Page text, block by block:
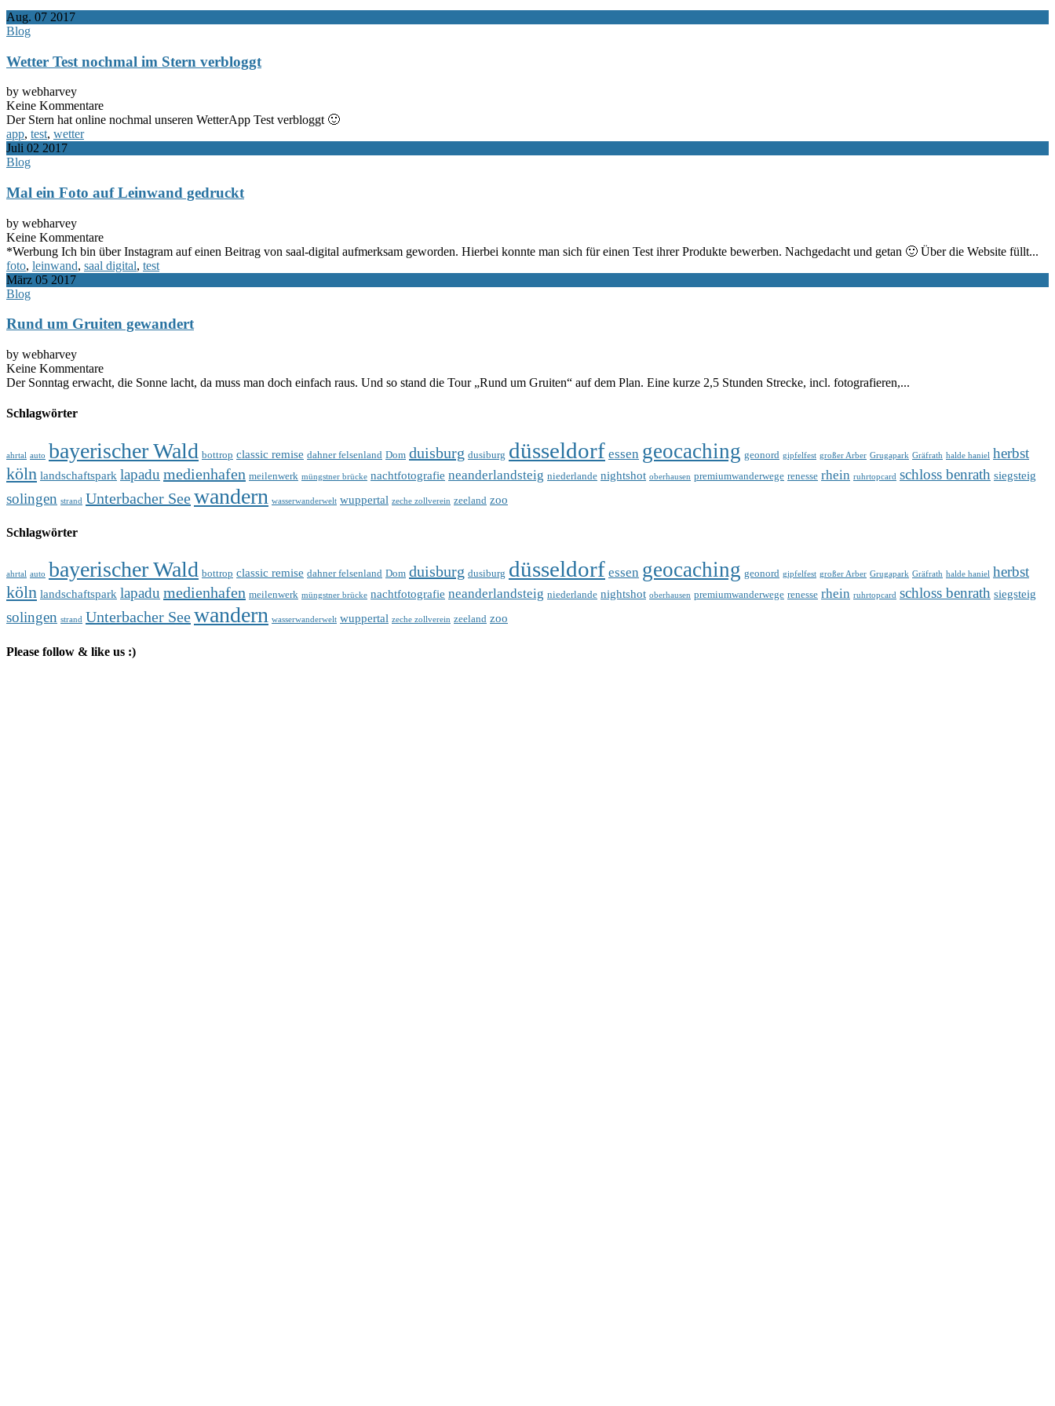
Aug. 07 2017
Blog
Wetter Test nochmal im Stern verbloggt
by webharvey
Keine Kommentare
Der Stern hat online nochmal unseren WetterApp Test verbloggt 🙂
app, test, wetter
Juli 02 2017
Blog
Mal ein Foto auf Leinwand gedruckt
by webharvey
Keine Kommentare
*Werbung Ich bin über Instagram auf einen Beitrag von saal-digital aufmerksam geworden. Hierbei konnte man sich für einen Test ihrer Produkte bewerben. Nachgedacht und getan 🙂 Über die Website füllt...
foto, leinwand, saal digital, test
März 05 2017
Blog
Rund um Gruiten gewandert
by webharvey
Keine Kommentare
Der Sonntag erwacht, die Sonne lacht, da muss man doch einfach raus. Und so stand die Tour „Rund um Gruiten“ auf dem Plan. Eine kurze 2,5 Stunden Strecke, incl. fotografieren,...
Schlagwörter
ahrtal auto bayerischer Wald bottrop classic remise dahner felsenland Dom duisburg dusiburg düsseldorf essen geocaching geonord gipfelfest großer Arber Grugapark Gräfrath halde haniel herbst
köln landschaftspark lapadu medienhafen meilenwerk müngstner brücke nachtfotografie neanderlandsteig niederlande nightshot oberhausen premiumwanderwege renesse rhein ruhrtopcard schloss benrath siegsteig
solingen strand Unterbacher Seewandern wasserwanderwelt wuppertal zeche zollverein zeeland zoo
Schlagwörter
ahrtal auto bayerischer Wald bottrop classic remise dahner felsenland Dom duisburg dusiburg düsseldorf essen geocaching geonord gipfelfest großer Arber Grugapark Gräfrath halde haniel herbst
köln landschaftspark lapadu medienhafen meilenwerk müngstner brücke nachtfotografie neanderlandsteig niederlande nightshot oberhausen premiumwanderwege renesse rhein ruhrtopcard schloss benrath siegsteig
solingen strand Unterbacher Seewandern wasserwanderwelt wuppertal zeche zollverein zeeland zoo
Please follow & like us :)